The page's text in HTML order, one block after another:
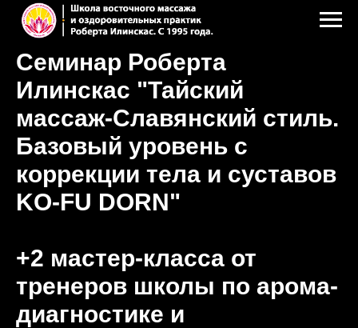
Семинар Роберта
Илинскас "Тайский
массаж-Славянский стиль.
Базовый уровень с
коррекции тела и суставов
KO-FU DORN"
+2 мастер-класса от
тренеров школы по арома-
диагностике и